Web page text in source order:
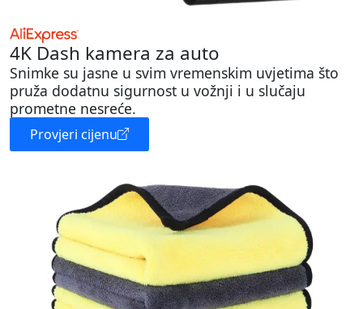
4K Dash kamera za auto
Snimke su jasne u svim vremenskim uvjetima što
pruža dodatnu sigurnost u vožnji i u slučaju
prometne nesreće.
Provjeri cijenu